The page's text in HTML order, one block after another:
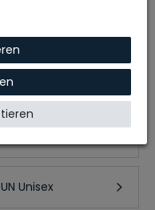
Unisex
Unisex